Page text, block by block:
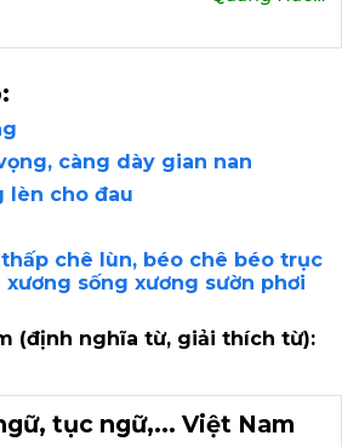
càng dày gian nan
lèn cho đau
chê lùn, béo chê béo trục
sống xương sườn phơi
(định nghĩa từ, giải thích từ):
tục ngữ,... Việt Nam